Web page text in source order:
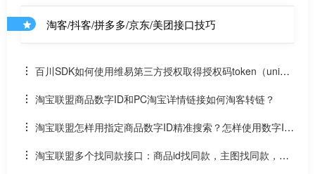
淘客/抖客/拼多多/京东/美团接口技巧
百川SDK如何使用维易第三方授权取得授权码token（uniap
p）淘宝联盟商品数字ID和PC淘宝详情链接如何淘客转链？
淘宝联盟怎样用指定商品数字ID精准搜索？怎样使用数字ID
和场景ID2转链？
淘宝联盟多个找同款接口：商品id找同款，主图找同款，SK